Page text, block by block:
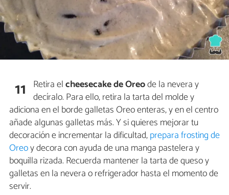
11 Retira elcheesecake de Oreode la nevera y
decíralo. Para ello, retira la tarta del molde y
adiciona en el borde galletas Oreo enteras, y en el centro
añade algunas galletas más. Y si quieres mejorar tu
decoración e incrementar la dificultad,prepara frosting de
Oreoy decora con ayuda de una manga pastelera y
boquilla rizada. Recuerda mantener la tarta de queso y
galletas en la nevera o refrigerador hasta el momento de
servir.